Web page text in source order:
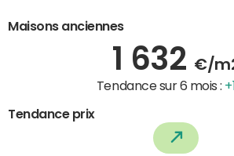
Maisons anciennes
1 632 €/
Tendance sur 6 mois :
Tendance prix